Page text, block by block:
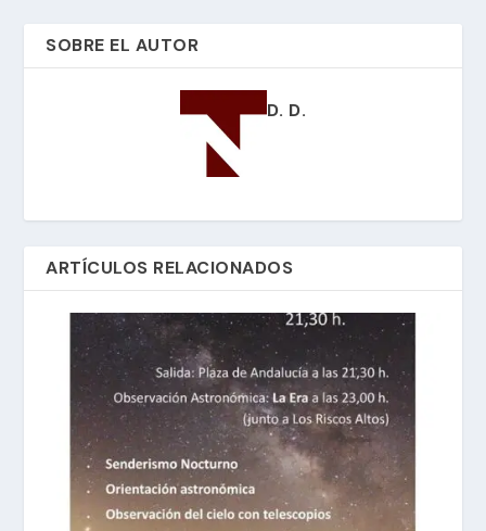
SOBRE EL AUTOR
D. D.
ARTÍCULOS RELACIONADOS